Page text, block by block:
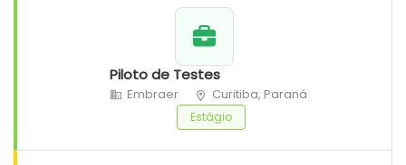
Piloto de Testes
Embraer Curitiba, Paraná
Estágio